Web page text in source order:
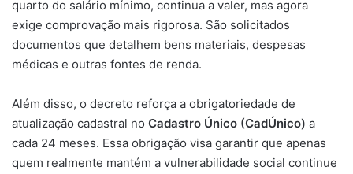
quarto do salário mínimo, continua a valer, mas agora
exige comprovação mais rigorosa. São solicitados
documentos que detalhem bens materiais, despesas
médicas e outras fontes de renda.
Além disso, o decreto reforça a obrigatoriedade de
atualização cadastral no Cadastro Único (CadÚnico) a
cada 24 meses. Essa obrigação visa garantir que apenas
quem realmente mantém a vulnerabilidade social continue